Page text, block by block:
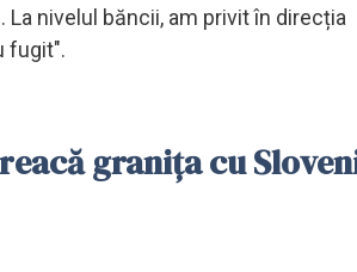
nivelul băncii, am privit în direcția
fugit".
granița cu